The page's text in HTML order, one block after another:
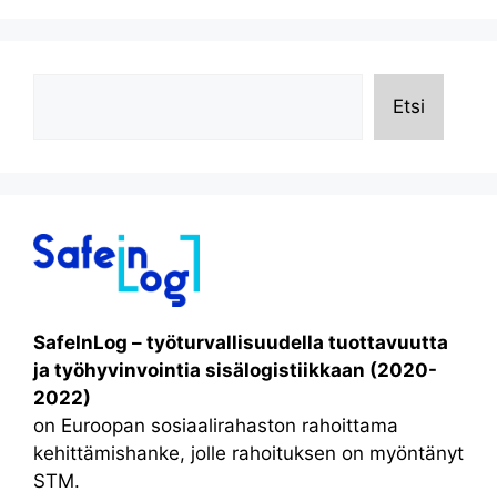
Etsi
SafeInLog – työturvallisuudella tuottavuutta
ja työhyvinvointia sisälogistiikkaan (2020-
2022)
on Euroopan sosiaalirahaston rahoittama
kehittämishanke, jolle rahoituksen on myöntänyt
STM.